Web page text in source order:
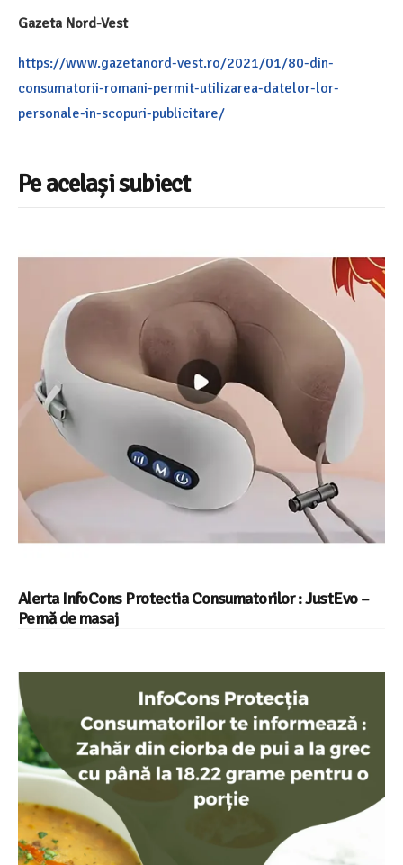
Gazeta Nord-Vest
https://www.gazetanord-vest.ro/2021/01/80-din-
consumatorii-romani-permit-utilizarea-datelor-lor-
personale-in-scopuri-publicitare/
Pe același subiect
Alerta InfoCons Protectia Consumatorilor : JustEvo –
Pernă de masaj